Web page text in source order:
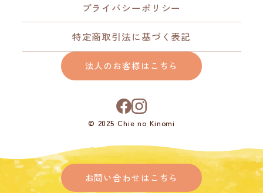
法人のお客様はこちら
© 2025 Chie no Kinomi
プライバシーポリシー
特定商取引法に基づく表記
お問い合わせはこちら